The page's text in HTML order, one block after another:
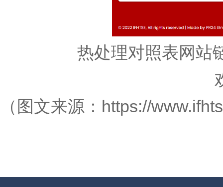
热处理对照表网站
（图文来源：https://